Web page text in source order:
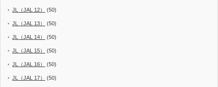
JL（JAL 12） (50)
JL（JAL 13） (50)
JL（JAL 14） (50)
JL（JAL 15） (50)
JL（JAL 16） (50)
JL（JAL 17） (50)